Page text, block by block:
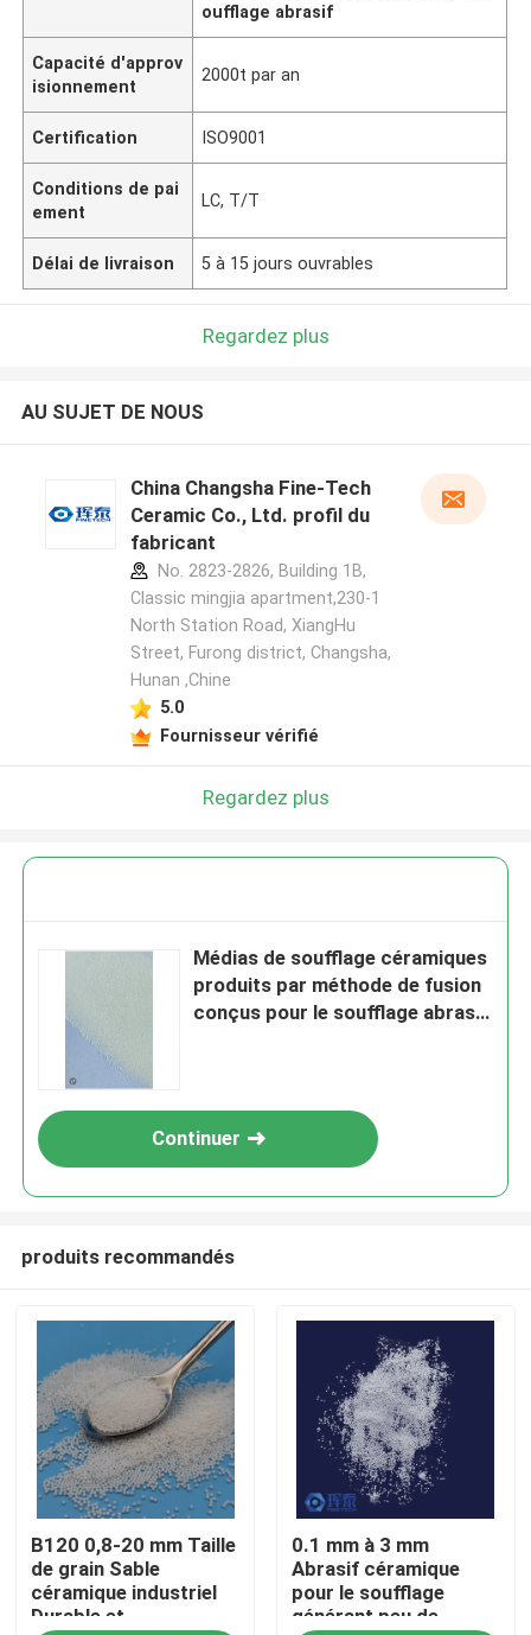
Aperçu
Produits
A propos de nous
oufflage abrasif
Capacité d'approv
isionnement
2000t par an
Certification ISO9001
Conditions de pai
ement
LC, T/T
Délai de livraison 5 à 15 jours ouvrables
Regardez plus
AU SUJET DE NOUS
China Changsha Fine-Tech
Ceramic Co., Ltd. profil du
fabricant
No. 2823-2826, Building 1B,
Classic mingjia apartment,230-1
North Station Road, XiangHu
Street, Furong district, Changsha,
Hunan ,Chine
5.0
Fournisseur vérifié
Regardez plus
Médias de soufflage céramiques
produits par méthode de fusion
conçus pour le soufflage abrasif
Continuer
produits recommandés
B120 0,8-20 mm Taille
de grain Sable
céramique industriel
Durable et
0.1 mm à 3 mm
Abrasif céramique
pour le soufflage
générant peu de